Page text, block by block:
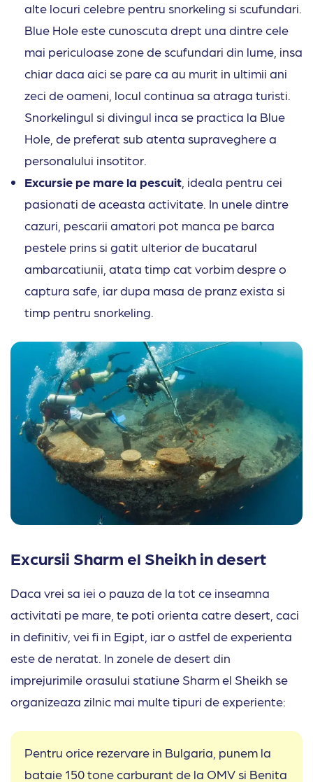
alte locuri celebre pentru snorkeling si scufundari.
Blue Hole este cunoscuta drept una dintre cele
mai periculoase zone de scufundari din lume, insa
chiar daca aici se pare ca au murit in ultimii ani
zeci de oameni, locul continua sa atraga turisti.
Snorkelingul si divingul inca se practica la Blue
Hole, de preferat sub atenta supraveghere a
personalului insotitor.
Excursie pe mare la pescuit , ideala pentru cei
pasionati de aceasta activitate. In unele dintre
cazuri, pescarii amatori pot manca pe barca
pestele prins si gatit ulterior de bucatarul
ambarcatiunii, atata timp cat vorbim despre o
captura safe, iar dupa masa de pranz exista si
timp pentru snorkeling.
Excursii Sharm el Sheikh in desert
Daca vrei sa iei o pauza de la tot ce inseamna
activitati pe mare, te poti orienta catre desert, caci
in definitiv, vei fi in Egipt, iar o astfel de experienta
este de neratat. In zonele de desert din
imprejurimile orasului statiune Sharm el Sheikh se
organizeaza zilnic mai multe tipuri de experiente:
Pentru orice rezervare in Bulgaria, punem la
bataie 150 tone carburant de la OMV si Benita